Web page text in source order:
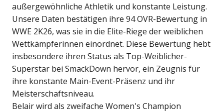
außergewöhnliche Athletik und konstante Leistung.
Unsere Daten bestätigen ihre 94 OVR-Bewertung in
WWE 2K26, was sie in die Elite-Riege der weiblichen
Wettkämpferinnen einordnet. Diese Bewertung hebt
insbesondere ihren Status als Top-Weiblicher-
Superstar bei SmackDown hervor, ein Zeugnis für
ihre konstante Main-Event-Präsenz und ihr
Meisterschaftsniveau.
Belair wird als zweifache Women's Champion